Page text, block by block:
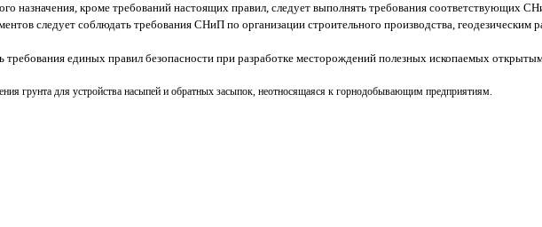
назначения, кроме требований настоящих правил, следует выполнять требования
следует соблюдать требования СНиП по организации строительного производства, геодезическим
единых правил безопасности при разработке месторождений полезных ископаемых
грунта для устройства насыпей и обратных засыпок, неотносящаяся к горнодобывающим предприятиям.